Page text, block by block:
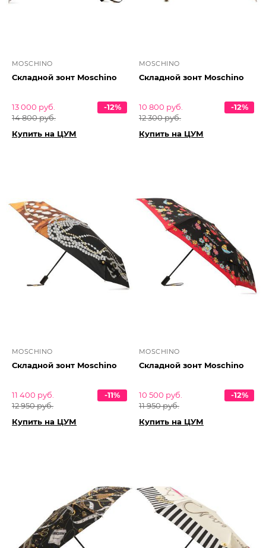
MOSCHINO
Складной зонт Moschino
13 000 руб.
14 800 руб.
-12%
Купить на ЦУМ
MOSCHINO
Складной зонт Moschino
10 800 руб.
12 300 руб.
-12%
Купить на ЦУМ
MOSCHINO
Складной зонт Moschino
11 400 руб.
12 950 руб.
-11%
Купить на ЦУМ
MOSCHINO
Складной зонт Moschino
10 500 руб.
11 950 руб.
-12%
Купить на ЦУМ